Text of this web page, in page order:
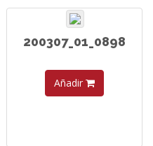
200307_01_0898
Añadir